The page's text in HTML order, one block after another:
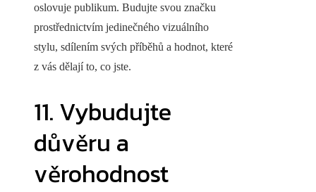
oslovuje publikum. Budujte svou značku
prostřednictvím jedinečného vizuálního
stylu, sdílením svých příběhů a hodnot, které
z vás dělají to, co jste.
11. Vybudujte
důvěru a
věrohodnost